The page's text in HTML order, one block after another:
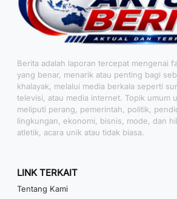
Berita adalah laporan tercepat mengenai
yang benar, menarik atau penting bagi
khalayak, melalui media berkala seperti
televisi, atau media internet. Topik umum
meliputi perang, pemerintah, politik,
lingkungan, ekonomi, bisnis, mode, dan
atletik, acara unik atau tidak biasa.
LINK TERKAIT
Tentang Kami